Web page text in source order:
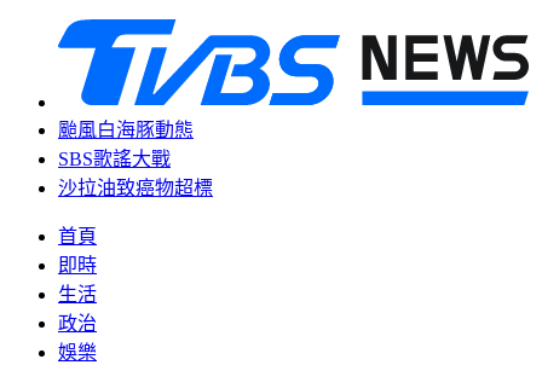
颱風白海豚動態
SBS歌謠大戰
沙拉油致癌物超標
首頁
即時
生活
政治
娛樂